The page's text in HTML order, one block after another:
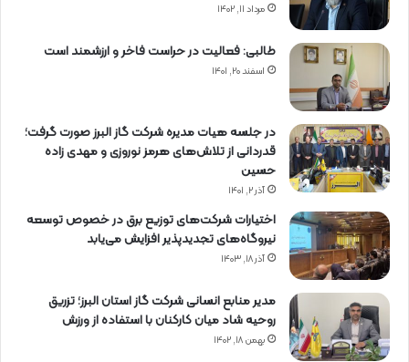
مرداد ۱۱, ۱۴۰۲
طالبی: فعالیت در حراست فاخر و ارزشمند است
اسفند ۲۰, ۱۴۰۱
در جلسه هیات مدیره شرکت گاز البرز صورت گرفت؛
قدردانی از تلاش‌های هرمز نوروزی و مهدی زاده
حسین
آذر ۲, ۱۴۰۱
اختیارات شرکت‌های توزیع برق در خصوص توسعه
نیروگاه‌های تجدیدپذیر افزایش می‌یابد
آذر ۱۸, ۱۴۰۳
مدیر منابع انسانی شرکت گاز استان البرز؛ تزریق
روحیه شاد میان کارکنان با استفاده از ورزش
بهمن ۱۸, ۱۴۰۲